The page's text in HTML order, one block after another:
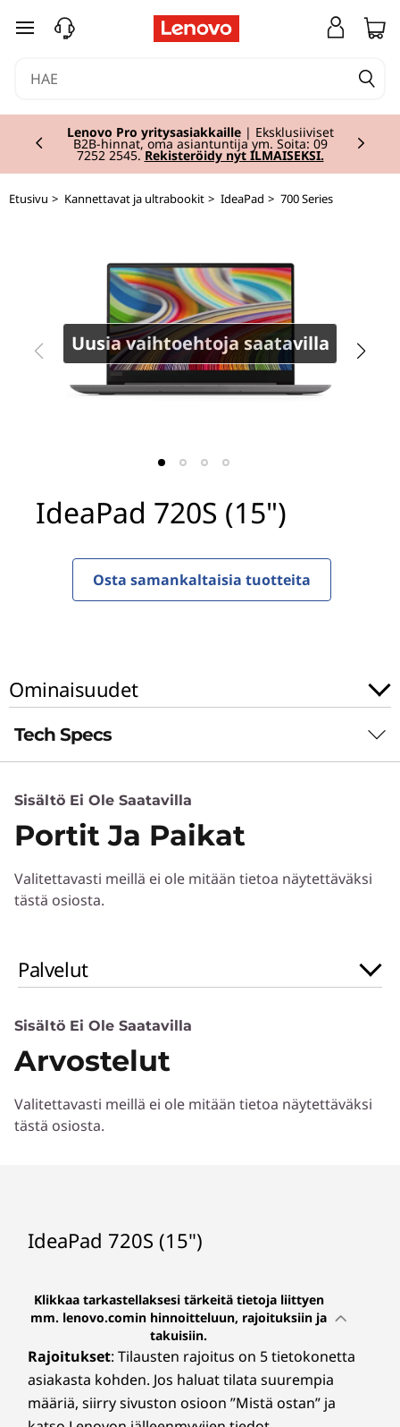
P
a
siirry pääsisältöön
Lenovo Pro yritysasiakkaille| Eksklusiiviset
B2B-hinnat, oma asiantuntija ym. Soita: 09
7252 2545. Rekisteröidy nyt ILMAISEKSI.
Currently displaying item 2 of 2
Etusivu > Kannettavat ja ultrabookit > IdeaPad > 700 Series
Uusia vaihtoehtoja saatavilla
IdeaPad 720S (15")
Osta samankaltaisia tuotteita
Ominaisuudet
Tech Specs
Suorituskyky
Processor
Operating System
Graphic Card
Up to NVIDIA GTX-1050Ti graphics
Memory
Up to 16 GB DDR4 memory
Storage
Up to 1 TB PCIe SSD storage
15.6" FHD (1920 x 1080) IPS display
Muut
Brand
ideapad
Sisältö Ei Ole Saatavilla
Portit Ja Paikat
Valitettavasti meillä ei ole mitään tietoa näytettäväksi
tästä osiosta.
Palvelut
Sisältö Ei Ole Saatavilla
Arvostelut
Valitettavasti meillä ei ole mitään tietoa näytettäväksi
tästä osiosta.
IdeaPad 720S (15")
Klikkaa tarkastellaksesi tärkeitä tietoja liittyen
mm. lenovo.comin hinnoitteluun, rajoituksiin ja
takuisiin.
Rajoitukset: Tilausten rajoitus on 5 tietokonetta
asiakasta kohden. Jos haluat tilata suurempia
määriä, siirry sivuston osioon ”Mistä ostan” ja